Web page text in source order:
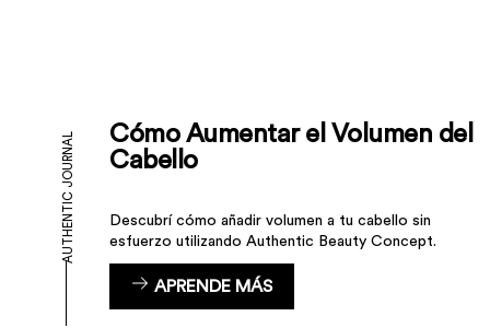
Cómo Aumentar el Volumen del
Cabello
Descubrí cómo añadir volumen a tu cabello sin
esfuerzo utilizando Authentic Beauty Concept.
APRENDE MÁS
AUTHENTIC JOURNAL